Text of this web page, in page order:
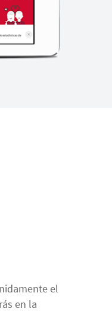
el
en la